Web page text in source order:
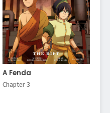
A Fenda
Chapter 3